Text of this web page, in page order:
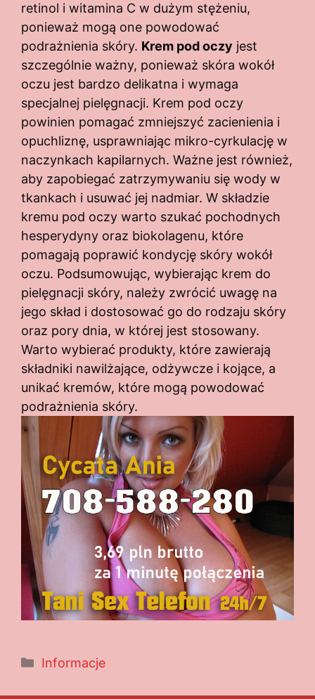
retinol i witamina C w dużym stężeniu,
ponieważ mogą one powodować
podrażnienia skóry. Krem pod oczy jest
szczególnie ważny, ponieważ skóra wokół
oczu jest bardzo delikatna i wymaga
specjalnej pielęgnacji. Krem pod oczy
powinien pomagać zmniejszyć zacienienia i
opuchliznę, usprawniając mikro-cyrkulację w
naczynkach kapilarnych. Ważne jest również,
aby zapobiegać zatrzymywaniu się wody w
tkankach i usuwać jej nadmiar. W składzie
kremu pod oczy warto szukać pochodnych
hesperydyny oraz biokolagenu, które
pomagają poprawić kondycję skóry wokół
oczu. Podsumowując, wybierając krem do
pielęgnacji skóry, należy zwrócić uwagę na
jego skład i dostosować go do rodzaju skóry
oraz pory dnia, w której jest stosowany.
Warto wybierać produkty, które zawierają
składniki nawilżające, odżywcze i kojące, a
unikać kremów, które mogą powodować
podrażnienia skóry.
Kategorie
Informacje